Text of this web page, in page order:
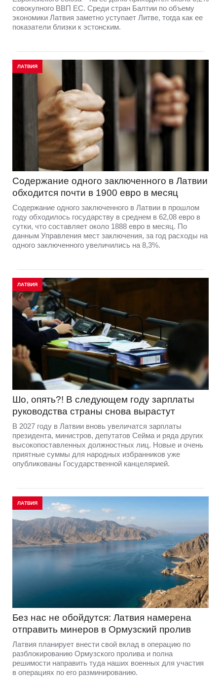
совокупного ВВП ЕС. Среди стран Балтии по объему
экономики Латвия заметно уступает Литве, тогда как ее
показатели близки к эстонским.
ЛАТВИЯ
Содержание одного заключенного в Латвии
обходится почти в 1900 евро в месяц
Содержание одного заключенного в Латвии в прошлом
году обходилось государству в среднем в 62,08 евро в
сутки, что составляет около 1888 евро в месяц. По
данным Управления мест заключения, за год расходы на
одного заключенного увеличились на 8,3%.
ЛАТВИЯ
Шо, опять?! В следующем году зарплаты
руководства страны снова вырастут
В 2027 году в Латвии вновь увеличатся зарплаты
президента, министров, депутатов Сейма и ряда других
высокопоставленных должностных лиц. Новые и очень
приятные суммы для народных избранников уже
опубликованы Государственной канцелярией.
ЛАТВИЯ
Без нас не обойдутся: Латвия намерена
отправить минеров в Ормузский пролив
Латвия планирует внести свой вклад в операцию по
разблокированию Ормузского пролива и полна
решимости направить туда наших военных для участия
в операциях по его разминированию.